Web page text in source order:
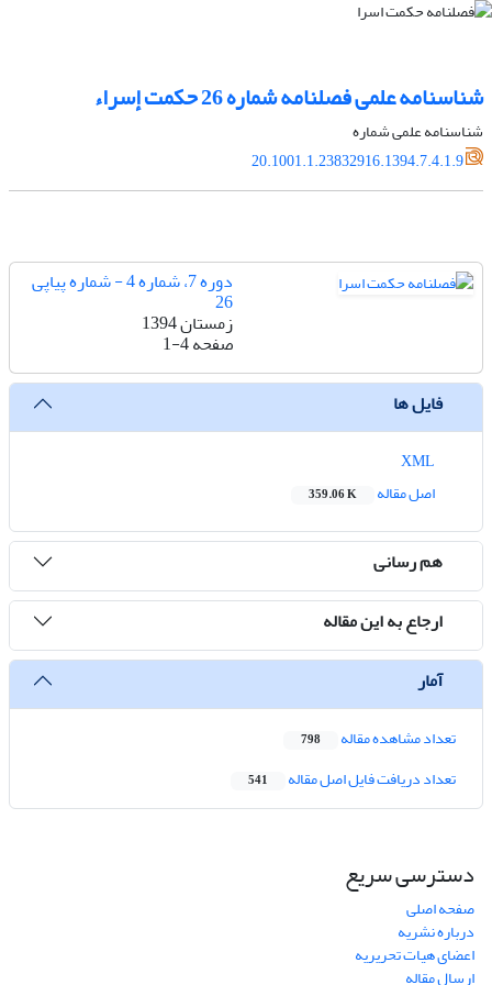
شناسنامه علمی فصلنامه شماره 26 حکمت إسراء
شناسنامه علمی شماره
20.1001.1.23832916.1394.7.4.1.9
دوره 7، شماره 4 - شماره پیاپی
26
زمستان 1394
صفحه1-4
فایل ها
اصل مقاله
359.06 K
هم رسانی
ارجاع به این مقاله
آمار
تعداد مشاهده مقاله 798
تعداد دریافت فایل اصل مقاله 541
دسترسی سریع
صفحه اصلی
درباره نشریه
اعضای هیات تحریریه
ارسال مقاله